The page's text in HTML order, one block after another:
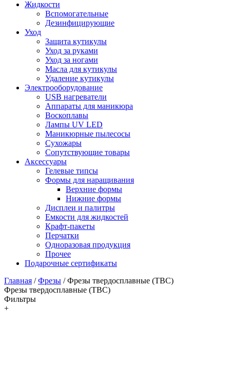
Жидкости
Вспомогательные
Дезинфицирующие
Уход
Защита кутикулы
Уход за руками
Уход за ногами
Масла для кутикулы
Удаление кутикулы
Электрооборудование
USB нагреватели
Аппараты для маникюра
Воскоплавы
Лампы UV LED
Маникюрные пылесосы
Сухожары
Сопутствующие товары
Аксессуары
Гелевые типсы
Формы для наращивания
Верхние формы
Нижние формы
Дисплеи и палитры
Емкости для жидкостей
Крафт-пакеты
Перчатки
Одноразовая продукция
Прочее
Подарочные сертификаты
Главная /Фрезы /Фрезы твердосплавные (ТВС)
Фрезы твердосплавные (ТВС)
Фильтры
+